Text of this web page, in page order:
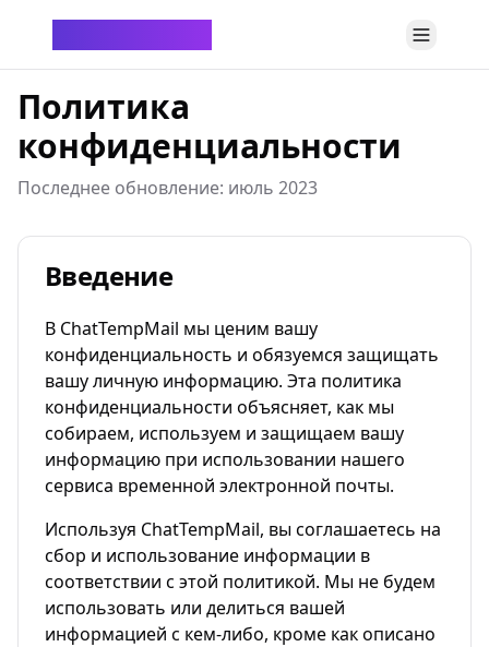
Политика
конфиденциальности
Последнее обновление: июль 2023
Введение
В ChatTempMail мы ценим вашу
конфиденциальность и обязуемся защищать
вашу личную информацию. Эта политика
конфиденциальности объясняет, как мы
собираем, используем и защищаем вашу
информацию при использовании нашего
сервиса временной электронной почты.
Используя ChatTempMail, вы соглашаетесь на
сбор и использование информации в
соответствии с этой политикой. Мы не будем
использовать или делиться вашей
информацией с кем-либо, кроме как описано